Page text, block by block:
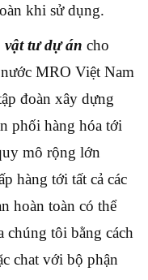
khi sử dụng.
vật tư dự án cho
MRO Việt Nam
đoàn xây dựng
phối hàng hóa tới
mô rộng lớn
hàng tới tất cả các
hoàn toàn có thể
chúng tôi bằng cách
chat với bộ phận